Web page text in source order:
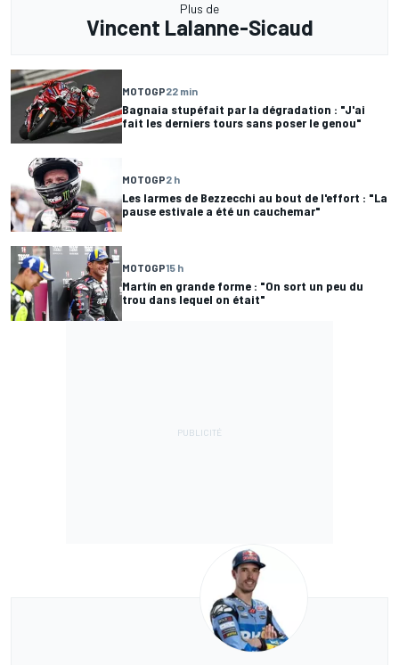
Plus de
Vincent Lalanne-Sicaud
MOTOGP22 min
Bagnaia stupéfait par la dégradation : "J'ai
fait les derniers tours sans poser le genou"
MOTOGP2 h
Les larmes de Bezzecchi au bout de l'effort : "La
pause estivale a été un cauchemar"
MOTOGP15 h
Martín en grande forme : "On sort un peu du
trou dans lequel on était"